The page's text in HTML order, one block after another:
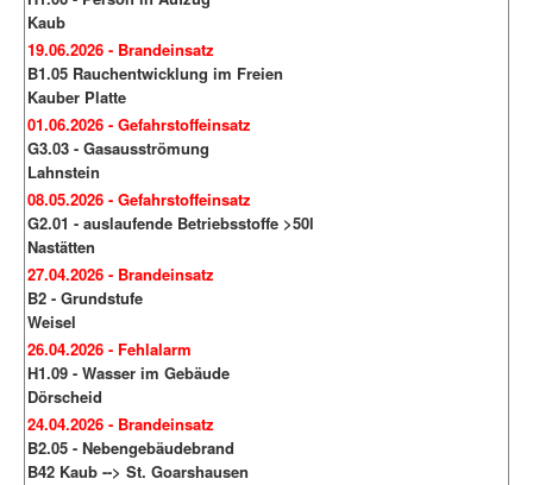
Kaub
19.06.2026 - Brandeinsatz
B1.05 Rauchentwicklung im Freien
Kauber Platte
01.06.2026 - Gefahrstoffeinsatz
G3.03 - Gasausströmung
Lahnstein
08.05.2026 - Gefahrstoffeinsatz
G2.01 - auslaufende Betriebsstoffe >50l
Nastätten
27.04.2026 - Brandeinsatz
B2 - Grundstufe
Weisel
26.04.2026 - Fehlalarm
H1.09 - Wasser im Gebäude
Dörscheid
24.04.2026 - Brandeinsatz
B2.05 - Nebengebäudebrand
B42 Kaub --> St. Goarshausen